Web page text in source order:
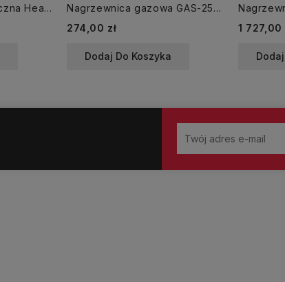
Nagrzewnica elektryczna Heater 15 kW INELCO
Nagrzewnica gazowa GAS-2500Wt 25kW
Cena
274,00 zł
Dodaj Do Koszyka
Cena
1 727,00